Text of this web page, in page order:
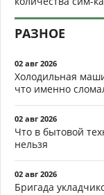
РАЗНОЕ
02 авг 2026
Холодильная
что именно
02 авг 2026
Что в бытовой
нельзя
02 авг 2026
Бригада